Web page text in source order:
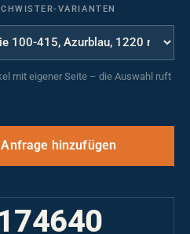
VARIANTEN
mit eigener Seite – die Auswahl ruft